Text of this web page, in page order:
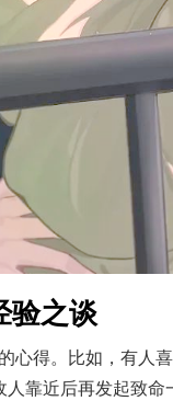
验之谈
心得。比如，有人
靠近后再发起致